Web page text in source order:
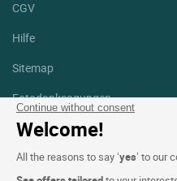
Continue without consent
Welcome!
All the reasons to say ‘yes’ to our
CGV
Hilfe
Sitemap
Fotodanksagungen
Folgen Sie uns
Facebook